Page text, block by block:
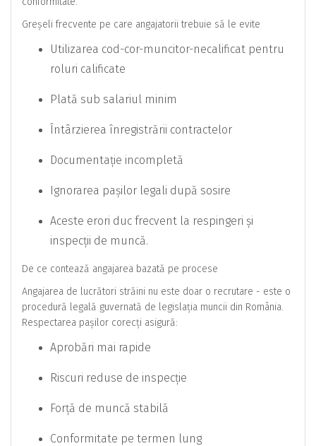
Greșeli frecvente pe care angajatorii trebuie să le evite
Utilizarea cod-cor-muncitor-necalificat pentru
roluri calificate
Plată sub salariul minim
Întârzierea înregistrării contractelor
Documentație incompletă
Ignorarea pașilor legali după sosire
Aceste erori duc frecvent la respingeri și
inspecții de muncă.
De ce contează angajarea bazată pe procese
Angajarea de lucrători străini nu este doar o recrutare - este o
procedură legală guvernată de legislația muncii din România.
Respectarea pașilor corecți asigură:
Aprobări mai rapide
Riscuri reduse de inspecție
Forță de muncă stabilă
Conformitate pe termen lung